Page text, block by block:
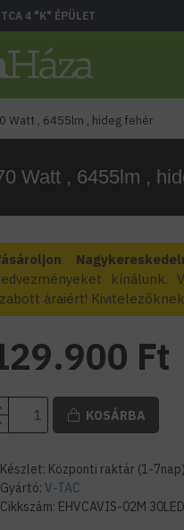
4 "K" ÉPÜLET
Watt , 6455lm , hideg fehér
Watt , 6455lm ,
áraiért!
Készlet: Központi raktár (1-7nap)
Gyártó: V-TAC
Cikkszám: EHVCAVIS-02M
Ft
KOSÁRBA